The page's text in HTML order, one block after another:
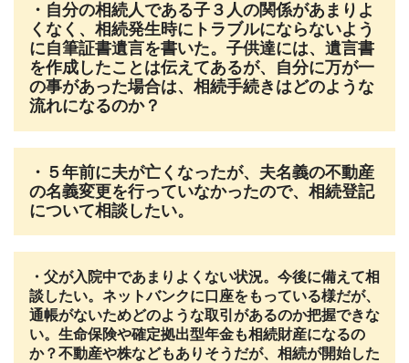
・自分の相続人である子３人の関係があまりよ
くなく、相続発生時にトラブルにならないよう
に自筆証書遺言を書いた。子供達には、遺言書
を作成したことは伝えてあるが、自分に万が一
の事があった場合は、相続手続きはどのような
流れになるのか？
・５年前に夫が亡くなったが、夫名義の不動産
の名義変更を行っていなかったので、相続登記
について相談したい。
・父が入院中であまりよくない状況。今後に備えて相
談したい。ネットバンクに口座をもっている様だが、
通帳がないためどのような取引があるのか把握できな
い。生命保険や確定拠出型年金も相続財産になるの
か？不動産や株などもありそうだが、相続が開始した